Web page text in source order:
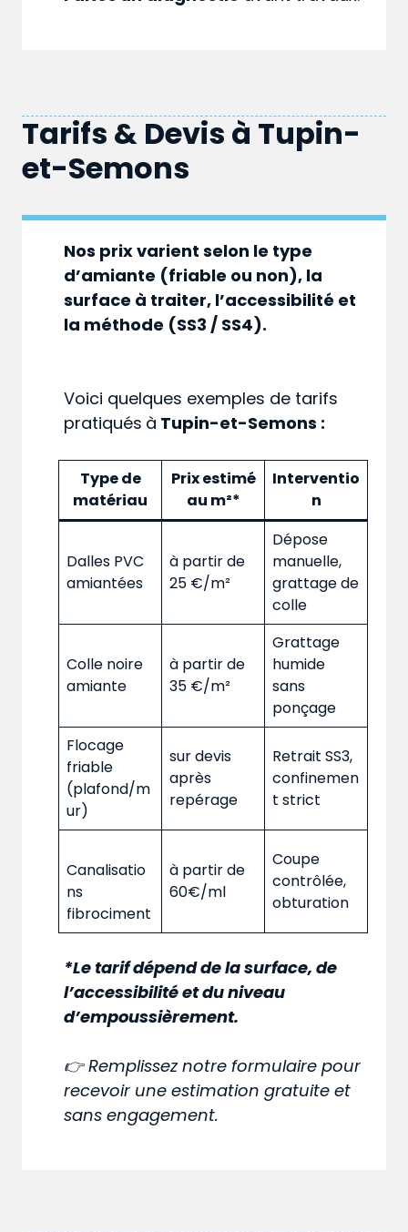
Tarifs & Devis à Tupin-
et-Semons
Nos prix varient selon le type
d’amiante (friable ou non), la
surface à traiter, l’accessibilité et
la méthode (SS3 / SS4).
Voici quelques exemples de tarifs
pratiqués à Tupin-et-Semons :
Type de
matériau
Prix estimé
au m²*
Interventio
n
Dalles PVC
amiantées
à partir de
25 €/m²
Dépose
manuelle,
grattage de
colle
Colle noire
amiante
à partir de
35 €/m²
Grattage
humide
sans
ponçage
Flocage
friable
(plafond/m
ur)
sur devis
après
repérage
Retrait SS3,
confinemen
t strict
Canalisatio
ns
fibrociment
à partir de
60€/ml
Coupe
contrôlée,
obturation
*Le tarif dépend de la surface, de
l’accessibilité et du niveau
d’empoussièrement.
👉 Remplissez notre formulaire pour
recevoir une estimation gratuite et
sans engagement.